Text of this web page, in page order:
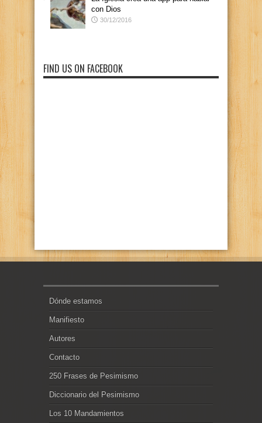
con Dios
30/12/2016
FIND US ON FACEBOOK
Dónde estamos
Manifiesto
Autores
Contacto
250 Frases de Pesimismo
Diccionario del Pesimismo
Los 10 Mandamientos